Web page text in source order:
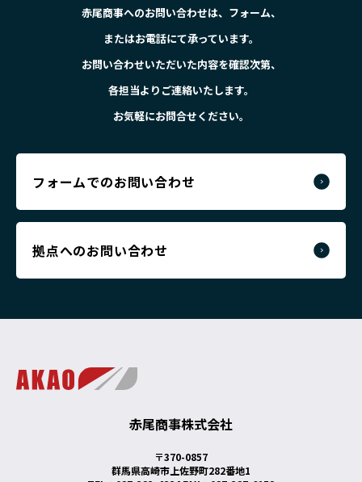
赤尾商事へのお問い合わせは、フォーム、
またはお電話にて承っています。
お問い合わせいただいた内容を確認次第、
各担当よりご連絡いたします。
お気軽にお問合せください。
フォームでのお問い合わせ
拠点へのお問い合わせ
赤尾商事株式会社
〒370-0857
群馬県高崎市上佐野町282番地1